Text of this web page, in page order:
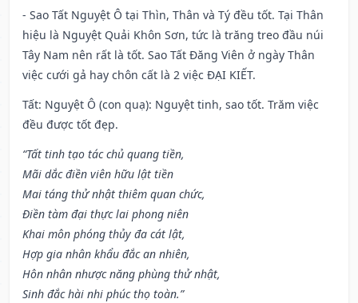
- Sao Tất Nguyệt Ô tại Thìn, Thân và Tý đều tốt. Tại Thân
hiệu là Nguyệt Quải Khôn Sơn, tức là trăng treo đầu núi
Tây Nam nên rất là tốt. Sao Tất Đăng Viên ở ngày Thân
việc cưới gả hay chôn cất là 2 việc ĐẠI KIẾT.
Tất: Nguyệt Ô (con quạ): Nguyệt tinh, sao tốt. Trăm việc
đều được tốt đẹp.
“Tất tinh tạo tác chủ quang tiền,
Mãi dắc điền viên hữu lật tiền
Mai táng thử nhật thiêm quan chức,
Điền tàm đại thực lai phong niên
Khai môn phóng thủy đa cát lật,
Hợp gia nhân khẩu đắc an nhiên,
Hôn nhân nhược năng phùng thử nhật,
Sinh đắc hài nhi phúc thọ toàn.”